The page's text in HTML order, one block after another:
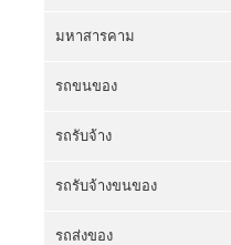
มหาสารคาม
รถขนของ
รถรับจ้าง
รถรับจ้างขนของ
รถส่งของ